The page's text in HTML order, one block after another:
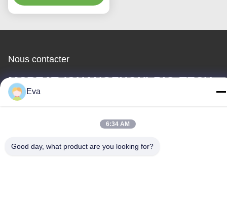
3,0-10.0
Nous contacter
MCREAT (GUANGZHOU) BIO-TECH
CO.,LTD
irina@mcreatmedical.com
Eva
6:34 AM
Good day, what product are you looking for?